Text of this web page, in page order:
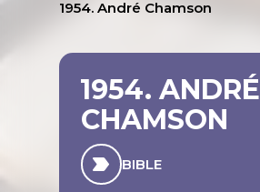
1954. André Chamson
1954. ANDRÉ
CHAMSON
BIBLE